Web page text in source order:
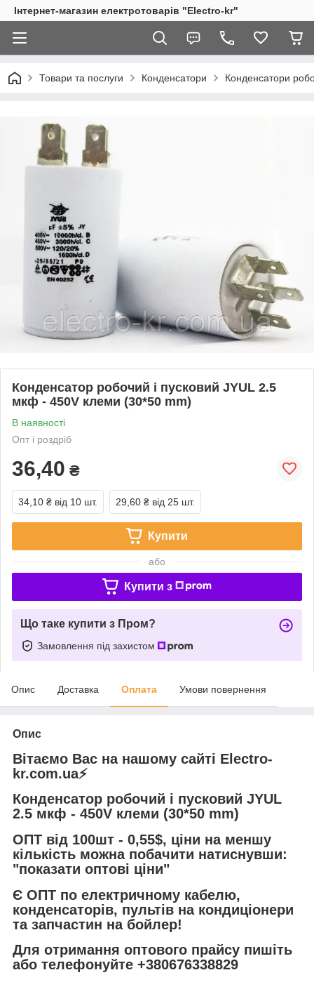
Інтернет-магазин електротоварів "Electro-kr"
Товари та послуги Конденсатори Конденсатори
Конденсатор робочий і пусковий JYUL 2.5
мкф - 450V клеми (30*50 mm)
В наявності
Опт і роздріб
36,40 ₴
34,10 ₴ від 10 шт. 29,60 ₴ від 25 шт.
Купити
або
Купити з
Що таке купити з Пром?
Замовлення під захистом
Опис Доставка Оплата Умови повернення
Опис
Вітаємо Вас на нашому сайті Electro-
kr.com.ua⚡️
Конденсатор робочий і пусковий JYUL
2.5 мкф - 450V клеми (30*50 mm)
ОПТ від 100шт - 0,55$, ціни на меншу
кількість можна побачити натиснувши:
"показати оптові ціни"
Є ОПТ по електричному кабелю,
конденсаторів, пультів на кондиціонери
та запчастин на бойлер!
Для отримання оптового прайсу пишіть
або телефонуйте +380676338829